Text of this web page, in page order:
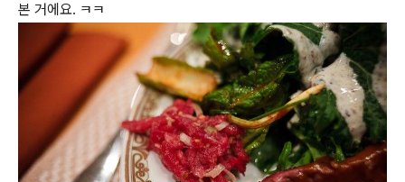
본 거에요. ㅋㅋ